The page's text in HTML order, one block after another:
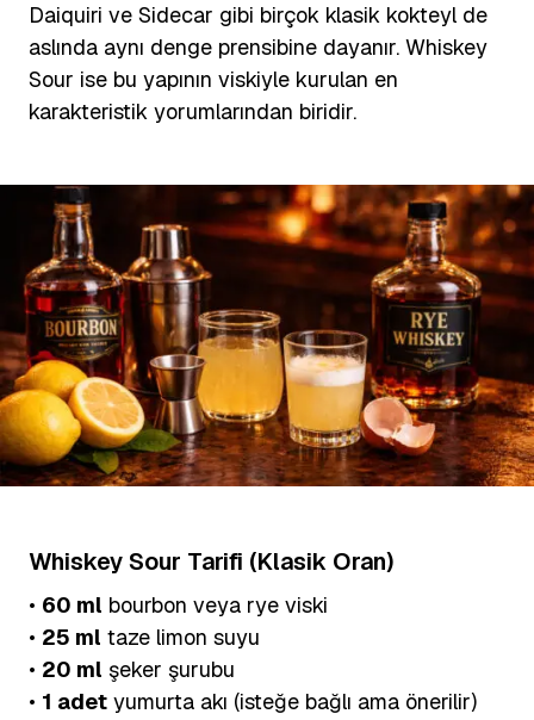
Daiquiri ve Sidecar gibi birçok klasik kokteyl de
aslında aynı denge prensibine dayanır. Whiskey
Sour ise bu yapının viskiyle kurulan en
karakteristik yorumlarından biridir.
Whiskey Sour Tarifi (Klasik Oran)
• 60 ml bourbon veya rye viski
• 25 ml taze limon suyu
• 20 ml şeker şurubu
• 1 adet yumurta akı (isteğe bağlı ama önerilir)